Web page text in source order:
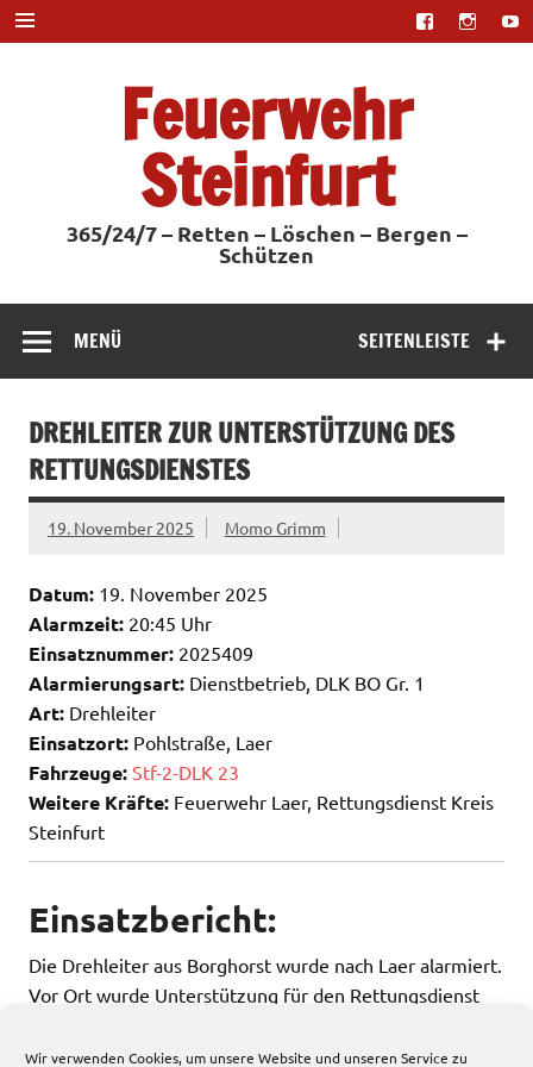
Wir verwenden Cookies, um unsere Website und unseren Service zu
Zum
Inhalt
springen
Feuerwehr
Steinfurt
365/24/7 – Retten – Löschen – Bergen –
Schützen
SEITENLEISTE
MENÜ
DREHLEITER ZUR UNTERSTÜTZUNG DES
RETTUNGSDIENSTES
19. November 2025 Momo Grimm
Datum: 19. November 2025
Alarmzeit: 20:45 Uhr
Einsatznummer: 2025409
Alarmierungsart: Dienstbetrieb, DLK BO Gr. 1
Art: Drehleiter
Einsatzort: Pohlstraße, Laer
Fahrzeuge: Stf-2-DLK 23
Weitere Kräfte: Feuerwehr Laer, Rettungsdienst Kreis
Steinfurt
Einsatzbericht:
Die Drehleiter aus Borghorst wurde nach Laer alarmiert.
Vor Ort wurde Unterstützung für den Rettungsdienst